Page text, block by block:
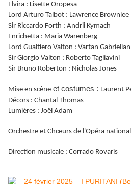
Elvira : Lisette Oropesa
Lord Arturo Talbot : Lawrence
Sir Riccardo Forth : Andrii Kymach
Enrichetta : Maria Warenberg
Lord Gualtiero Valton : Vartan Gabrielian
Sir Giorgio Valton : Roberto Tagliavini
Sir Bruno Roberton : Nicholas Jones
Mise en scène et costumes : Laurent
Décors : Chantal Thomas
Lumières : Joël Adam
Orchestre et Chœurs de l'Opéra
Direction musicale : Corrado Rovaris